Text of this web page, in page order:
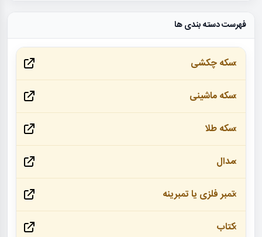
فهرست دسته بندی ها
سکه چکشی
سکه ماشینی
سکه طلا
مدال
تمبر فلزی یا تمبرینه
کتاب